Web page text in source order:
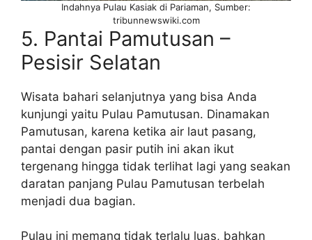
Indahnya Pulau Kasiak di Pariaman, Sumber:
tribunnewswiki.com
5. Pantai Pamutusan –
Pesisir Selatan
Wisata bahari selanjutnya yang bisa Anda
kunjungi yaitu Pulau Pamutusan. Dinamakan
Pamutusan, karena ketika air laut pasang,
pantai dengan pasir putih ini akan ikut
tergenang hingga tidak terlihat lagi yang seakan
daratan panjang Pulau Pamutusan terbelah
menjadi dua bagian.
Pulau ini memang tidak terlalu luas, bahkan